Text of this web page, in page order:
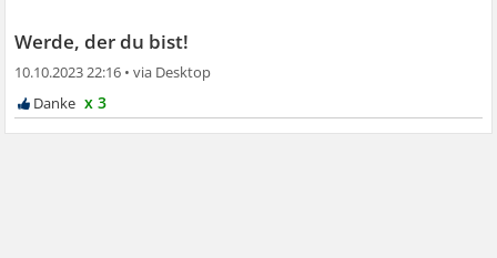
Werde, der du bist!
10.10.2023 22:16 •
x 3